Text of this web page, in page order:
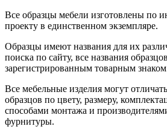
Все образцы мебели изготовлены по
проекту в единственном экземпляре.
Образцы имеют названия для их
поиска по сайту, все названия
зарегистрированным товарным
Все мебельные изделия могут
образцов по цвету, размеру,
способами монтажа и
фурнитуры.